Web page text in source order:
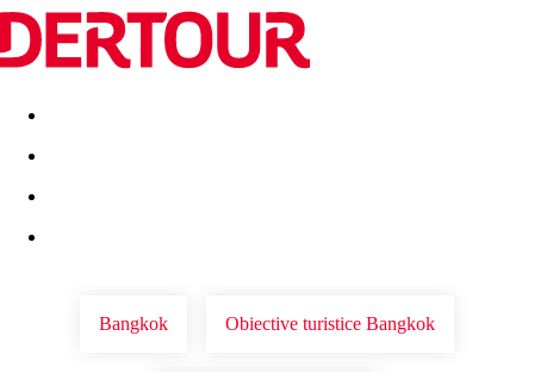
Destinatii Vacanta perfecta OFERTE DE NERATAT
Bangkok Obiective turistice Bangkok